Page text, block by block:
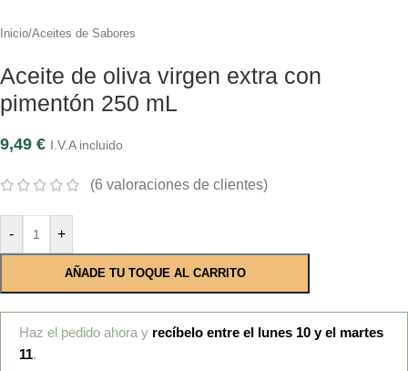
Inicio/Aceites de Sabores
Aceite de oliva virgen extra con
pimentón 250 mL
9,49 € I.V.A incluido
(6 valoraciones de clientes)
- +
AÑADE TU TOQUE AL CARRITO
Haz el pedido ahora y recíbelo entre el lunes 10 y el martes
11.